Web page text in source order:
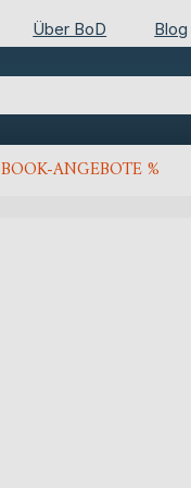
Über BoD Blog
ANGEBOTE %